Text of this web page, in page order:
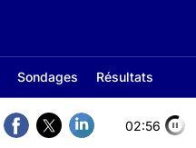
Sondages Résultats
02:56